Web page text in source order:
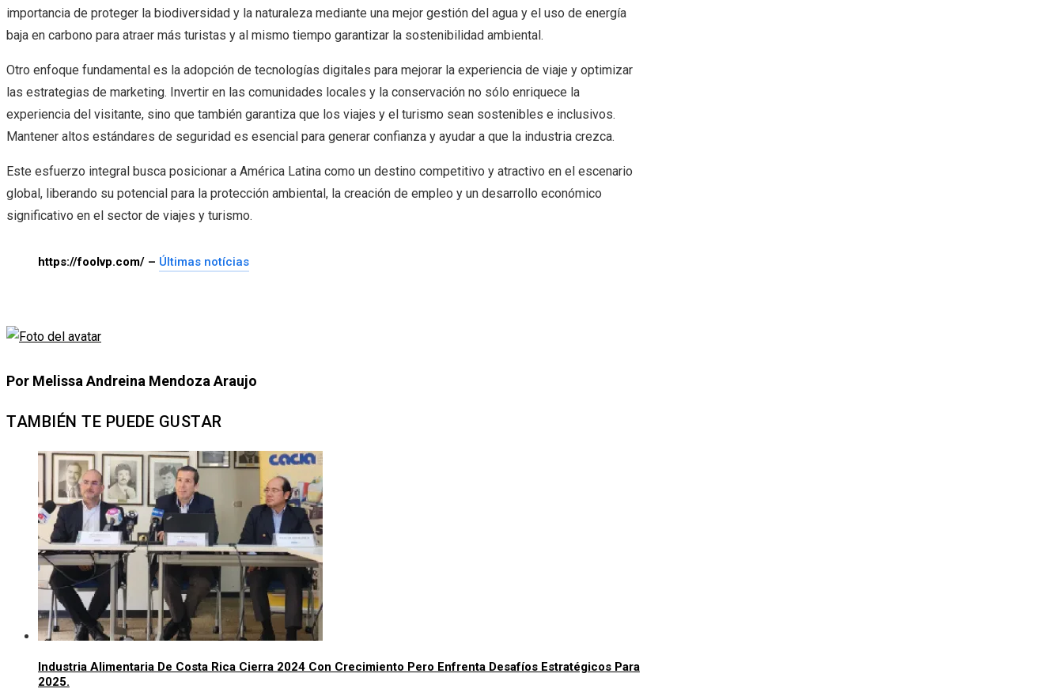
importancia de proteger la biodiversidad y la naturaleza mediante una mejor gestión del agua y el uso de energía
baja en carbono para atraer más turistas y al mismo tiempo garantizar la sostenibilidad ambiental.
Otro enfoque fundamental es la adopción de tecnologías digitales para mejorar la experiencia de viaje y optimizar
las estrategias de marketing. Invertir en las comunidades locales y la conservación no sólo enriquece la
experiencia del visitante, sino que también garantiza que los viajes y el turismo sean sostenibles e inclusivos.
Mantener altos estándares de seguridad es esencial para generar confianza y ayudar a que la industria crezca.
Este esfuerzo integral busca posicionar a América Latina como un destino competitivo y atractivo en el escenario
global, liberando su potencial para la protección ambiental, la creación de empleo y un desarrollo económico
significativo en el sector de viajes y turismo.
https://foolvp.com/ – Últimas notícias
Por Melissa Andreina Mendoza Araujo
TAMBIÉN TE PUEDE GUSTAR
Industria Alimentaria De Costa Rica Cierra 2024 Con Crecimiento Pero Enfrenta Desafíos Estratégicos Para
2025.